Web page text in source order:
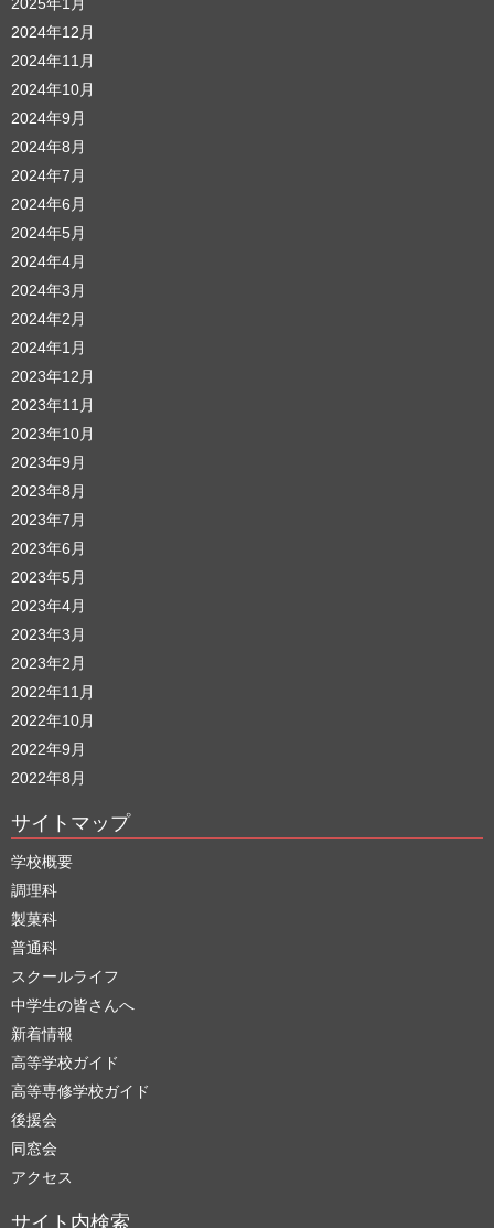
2024年12月
2024年11月
2024年10月
2024年9月
2024年8月
2024年7月
2024年6月
2024年5月
2024年4月
2024年3月
2024年2月
2024年1月
2023年12月
2023年11月
2023年10月
2023年9月
2023年8月
2023年7月
2023年6月
2023年5月
2023年4月
2023年3月
2023年2月
2022年11月
2022年10月
2022年9月
2022年8月
サイトマップ
学校概要
調理科
製菓科
普通科
スクールライフ
中学生の皆さんへ
新着情報
高等学校ガイド
高等専修学校ガイド
後援会
同窓会
アクセス
サイト内検索